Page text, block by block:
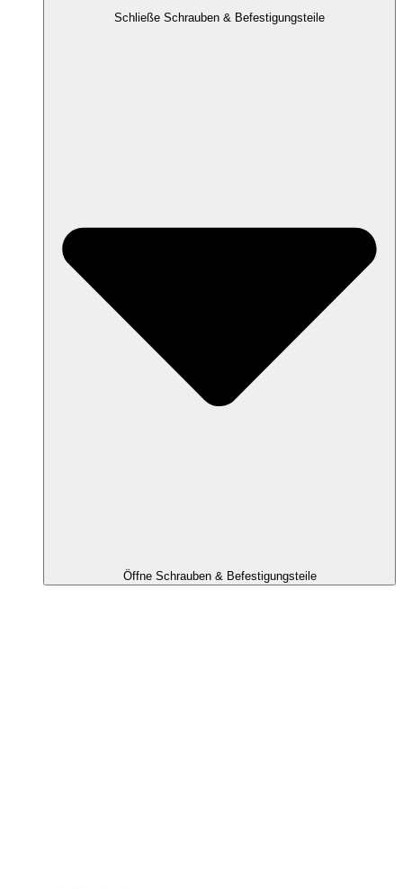
Schließe Schrauben & Befestigungsteile
Öffne Schrauben & Befestigungsteile